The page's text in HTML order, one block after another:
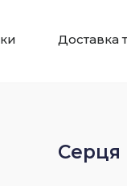
Доставка
Серця